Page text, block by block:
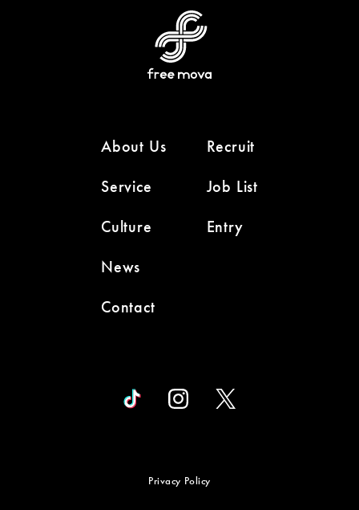
About Us
Service
Culture
News
Contact
Recruit
Job List
Entry
Privacy Policy